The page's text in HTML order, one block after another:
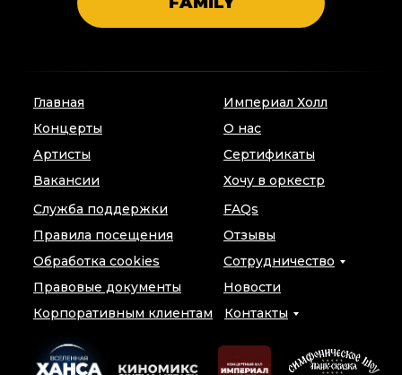
Главная
Концерты
Артисты
Вакансии
Империал Холл
О нас
Сертификаты
Хочу в оркестр
FAQs
Отзывы
Сотрудничество
Новости
Правовые документы
Служба поддержки
Правила посещения
Обработка cookies
Контакты
Корпоративным клиентам